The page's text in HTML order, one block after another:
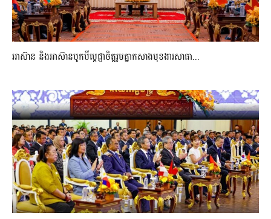
អាស៊ាន និងអាស៊ានបូកបីប្តេជ្ញាចិត្តរួមគ្នាកសាងមុខងារសាធា...